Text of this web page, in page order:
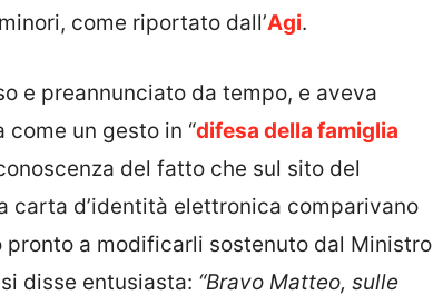
come riportato dall’Agi.
e preannunciato da tempo, e aveva
un gesto in “difesa della famiglia
del fatto che sul sito del
carta d’identità elettronica comparivano
a modificarli sostenuto dal Ministro
disse entusiasta: “Bravo Matteo, sulle